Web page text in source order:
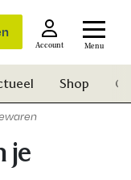
Account Menu
Shop
je